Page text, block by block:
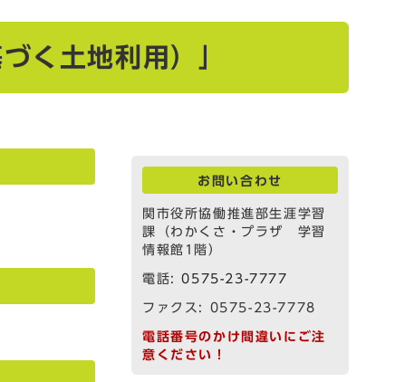
く土地利用）」
お問い合わせ
関市役所協働推進部生涯学習
課（わかくさ・プラザ 学習
情報館1階）
電話:0575-23-7777
ファクス: 0575-23-7778
電話番号のかけ間違いにご注
意ください！